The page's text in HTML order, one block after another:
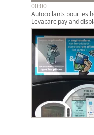
00:00
Autocollants pour les
Levaparc pay and